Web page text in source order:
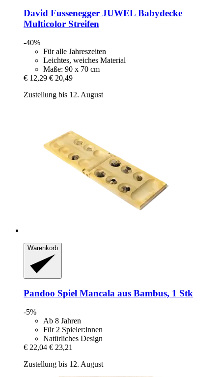
David Fussenegger JUWEL Babydecke
Multicolor Streifen
-40%
Für alle Jahreszeiten
Leichtes, weiches Material
Maße: 90 x 70 cm
€ 12,29 € 20,49
Zustellung bis 12. August
Warenkorb
Pandoo Spiel Mancala aus Bambus, 1 Stk
-5%
Ab 8 Jahren
Für 2 Spieler:innen
Natürliches Design
€ 22,04 € 23,21
Zustellung bis 12. August